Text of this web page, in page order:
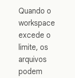
Quando o
workspace
excede o
limite, os
arquivos
podem